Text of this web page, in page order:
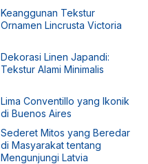
Keanggunan Tekstur
Ornamen Lincrusta Victoria
Dekorasi Linen Japandi:
Tekstur Alami Minimalis
Lima Conventillo yang Ikonik
di Buenos Aires
Sederet Mitos yang Beredar
di Masyarakat tentang
Mengunjungi Latvia